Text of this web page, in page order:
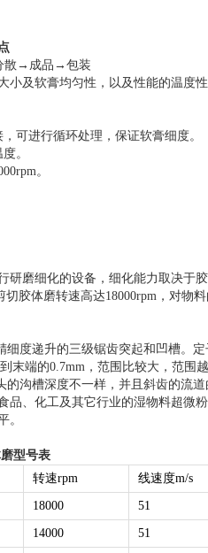
散→成品→包装
小及软膏均匀性，以及性能的温度
可进行循环处理，保证软膏细度。
。
。
研磨细化的设备，细化能力取决于
切胶体磨转速高达18000rpm，对物
度递升的三级锯齿突起和凹槽。
端的0.7mm，范围比较大，范围
沟槽深度不一样，并且斜齿的流道
、化工及其它行业的湿物料超微
。
型号表
转速rpm 线速度m/s
18000 51
14000 51